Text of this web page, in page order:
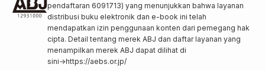
pendaftaran 6091713) yang menunjukkan bahwa layanan
distribusi buku elektronik dan e-book ini telah
mendapatkan izin penggunaan konten dari pemegang hak
cipta. Detail tentang merek ABJ dan daftar layanan yang
menampilkan merek ABJ dapat dilihat di
sini→https://aebs.or.jp/